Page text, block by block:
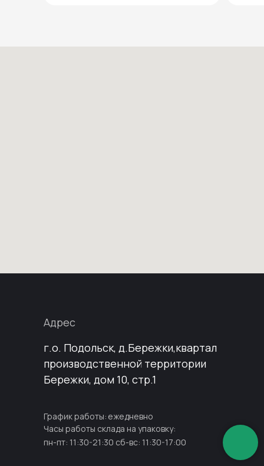
Адрес
График работы:
Часы работы склада на упаковку:
г.о. Подольск, д.Бережки,квартал
производственной территории
Бережки, дом 10, стр.1
пн-пт: 11:30-21:30 сб-вс: 11:30-17:00
ежедневно